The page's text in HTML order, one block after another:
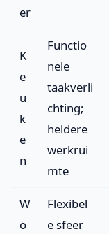
er
K
e
u
k
e
n
Functio
nele
taakverli
chting;
heldere
werkrui
mte
W
o
Flexibel
e sfeer